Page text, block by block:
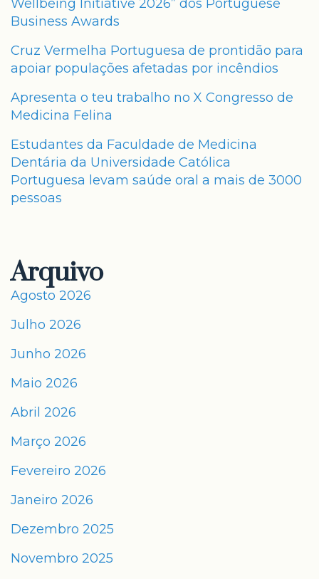
Wellbeing Initiative 2026” dos Portuguese
Business Awards
Cruz Vermelha Portuguesa de prontidão para
apoiar populações afetadas por incêndios
Apresenta o teu trabalho no X Congresso de
Medicina Felina
Estudantes da Faculdade de Medicina
Dentária da Universidade Católica
Portuguesa levam saúde oral a mais de 3000
pessoas
Arquivo
Agosto 2026
Julho 2026
Junho 2026
Maio 2026
Abril 2026
Março 2026
Fevereiro 2026
Janeiro 2026
Dezembro 2025
Novembro 2025